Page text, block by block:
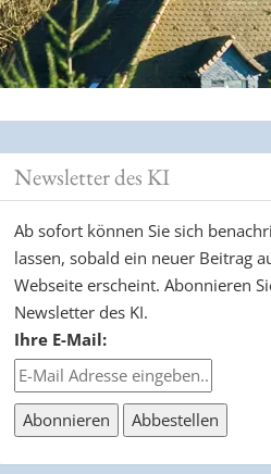
Newsletter des KI
Ab sofort können Sie sich
lassen, sobald ein neuer Beitrag
Webseite erscheint. Abonnieren
Newsletter des KI.
Ihre E-Mail: